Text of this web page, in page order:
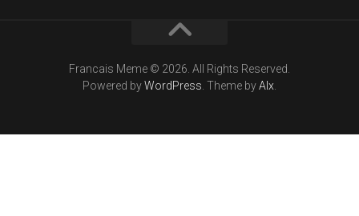
Francais Meme © 2026. All Rights Reserved.
Powered byWordPress . Theme byAlx